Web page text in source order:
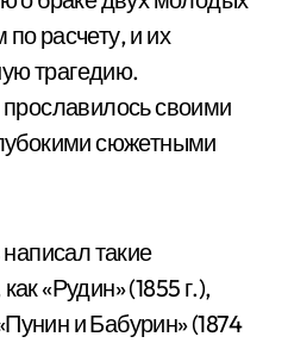
расчету, и их
трагедию.
прославилось своими
сюжетными
такие
«Рудин» (1855 г.),
и Бабурин» (1874